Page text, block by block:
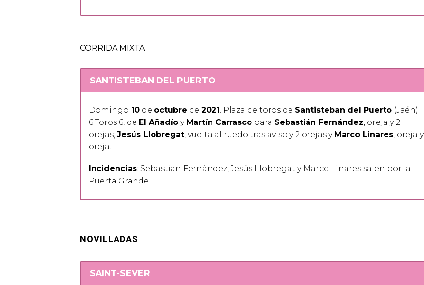
CORRIDA MIXTA
SANTISTEBAN DEL PUERTO
Domingo 10 de octubre de 2021 . Plaza de toros de Santisteban del Puerto (Jaén).
6 Toros 6, de El Añadío y Martín Carrasco para Sebastián Fernández, oreja y 2
orejas, Jesús Llobregat, vuelta al ruedo tras aviso y 2 orejas y Marco Linares, oreja y
oreja.
Incidencias: Sebastián Fernández, Jesús Llobregat y Marco Linares salen por la
Puerta Grande.
NOVILLADAS
SAINT-SEVER